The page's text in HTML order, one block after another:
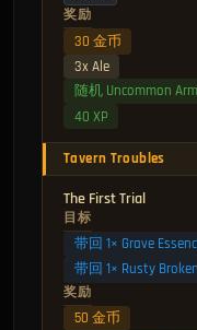
奖励
30 金币
3x Ale
随机 Uncommon
40 XP
Tavern Troubles
The First Trial
目标
带回 1× Grave
带回 1× Rusty
奖励
50 金币